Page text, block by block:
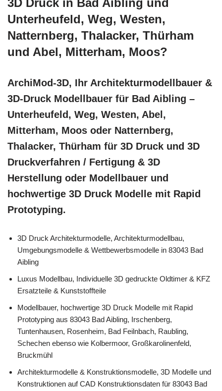
3D Druck in Bad Aibling und
Unterheufeld, Weg, Westen,
Natternberg, Thalacker, Thürham
und Abel, Mitterham, Moos?
ArchiMod-3D, Ihr Architekturmodellbauer &
3D-Druck Modellbauer für Bad Aibling –
Unterheufeld, Weg, Westen, Abel,
Mitterham, Moos oder Natternberg,
Thalacker, Thürham für 3D Druck und 3D
Druckverfahren / Fertigung & 3D
Herstellung oder Modellbauer und
hochwertige 3D Druck Modelle mit Rapid
Prototyping.
3D Druck Architekturmodelle, Architekturmodellbau,
Umgebungsmodelle & Wettbewerbsmodelle in 83043 Bad
Aibling
Luxus Modellbau, Individuelle 3D gedruckte Oldtimer & KFZ
Ersatzteile & Kunststoffteile
Modellbauer, hochwertige 3D Druck Modelle mit Rapid
Prototyping aus 83043 Bad Aibling, Irschenberg,
Tuntenhausen, Rosenheim, Bad Feilnbach, Raubling,
Schechen ebenso wie Kolbermoor, Großkarolinenfeld,
Bruckmühl
Architekturmodelle & Konstruktionsmodelle, 3D Modelle und
Konstruktionen auf CAD Konstruktionsdaten für 83043 Bad